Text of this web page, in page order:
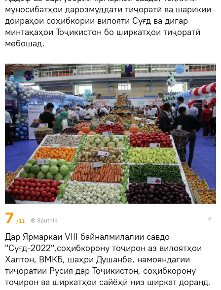
муносибатҳои дарозмуддати тиҷоратӣ ва шарикии
доираҳои соҳибкории вилояти Суғд ва дигар
минтақаҳои Тоҷикистон бо ширкатҳои тиҷоратӣ
мебошад.
7 /11 © Sputnik
Дар Ярмаркаи VIII байналмилалии савдо
"Суғд-2022",соҳибкорону тоҷирон аз вилоятҳои
Халтон, ВМКБ, шаҳри Душанбе, намояндагии
тиҷоратии Русия дар Тоҷикистон, соҳибкорону
тоҷирон ва ширкатҳои сайёҳӣ низ ширкат доранд.